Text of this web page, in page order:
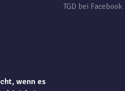
wenn es
TGD bei Facebook